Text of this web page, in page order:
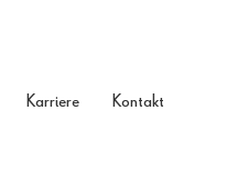
Karriere Kontakt